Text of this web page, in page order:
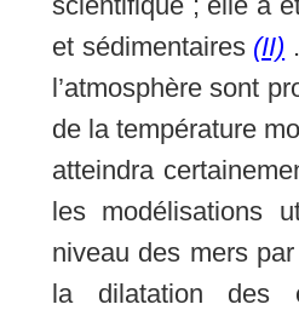
scientifique ; elle a
et sédimentaires (II)
l’atmosphère sont
de la température
atteindra
les modélisations
niveau des mers
la dilatation des